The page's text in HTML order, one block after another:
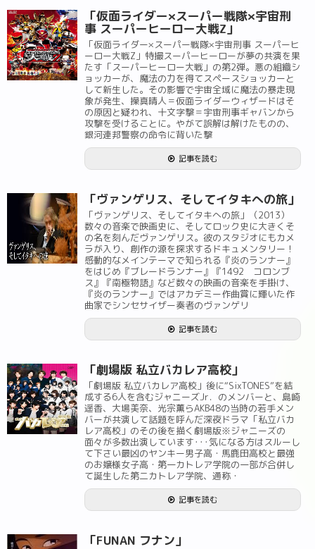
「仮面ライダー×スーパー戦隊×宇宙刑
事 スーパーヒーロー大戦Z」
「仮面ライダー×スーパー戦隊×宇宙刑事 スーパーヒ
ーロー大戦Z」特撮スーパーヒーローが夢の共演を果
たす「スーパーヒーロー大戦」の第2弾。悪の組織シ
ョッカーが、魔法の力を得てスペースショッカーと
して新生した。その影響で宇宙全域に魔法の暴走現
象が発生、操真晴人＝仮面ライダーウィザードはそ
の原因と疑われ、十文字撃＝宇宙刑事ギャバンから
攻撃を受けることに。やがて誤解は解けたものの、
銀河連邦警察の命令に背いた撃
記事を読む
「ヴァンゲリス、そしてイタキへの旅」
「ヴァンゲリス、そしてイタキへの旅」（2013）
数々の音楽で映画史に、そしてロック史に大きくそ
の名を刻んだヴァンゲリス。彼のスタジオにもカメ
ラが入り、創作の源を探求するドキュメンタリー！
感動的なメインテーマで知られる『炎のランナー』
をはじめ『ブレードランナー』『1492 コロンブ
ス』『南極物語』など数々の映画の音楽を手掛け、
『炎のランナー』ではアカデミー作曲賞に輝いた作
曲家でシンセサイザー奏者のヴァンゲリ
記事を読む
「劇場版 私立バカレア高校」
「劇場版 私立バカレア高校」後に“SixTONES”を結
成する6人を含むジャニーズJr．のメンバーと、島崎
遥香、大場美奈、光宗薫らAKB48の当時の若手メン
バーが共演して話題を呼んだ深夜ドラマ「私立バカ
レア高校」のその後を描く劇場版※ジャニーズの
面々が多数出演しています･･･気になる方はスルーし
て下さい最凶のヤンキー男子高・馬鹿田高校と最強
のお嬢様女子高・第一カトレア学院の一部が合併し
て誕生した第二カトレア学院、通称・
記事を読む
「FUNAN フナン」